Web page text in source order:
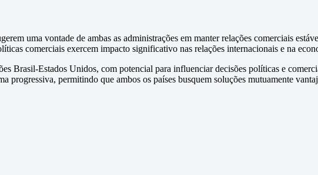
uma vontade de ambas as administrações em manter relações comerciais
comerciais exercem impacto significativo nas relações internacionais e na
Brasil-Estados Unidos, com potencial para influenciar decisões políticas e
progressiva, permitindo que ambos os países busquem soluções mutuamente